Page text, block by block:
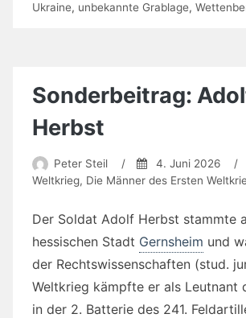
Ukraine, unbekannte Grablage,
Sonderbeitrag:
Herbst
Peter Steil / 4. Juni 2026 /
Weltkrieg, Die Männer des Ersten
Der Soldat Adolf Herbst stammte
hessischen Stadt Gernsheim und
der Rechtswissenschaften (stud.
Weltkrieg kämpfte er als Leutnant
in der 2. Batterie des 241.